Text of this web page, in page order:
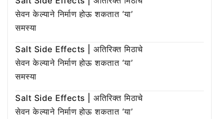
सेवन केल्याने निर्माण होऊ शकतात ‘या’
समस्या
Salt Side Effects | अतिरिक्त मिठाचे
सेवन केल्याने निर्माण होऊ शकतात ‘या’
समस्या
Salt Side Effects | अतिरिक्त मिठाचे
सेवन केल्याने निर्माण होऊ शकतात ‘या’